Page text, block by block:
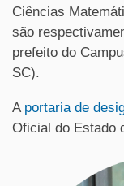
Ciências
são
prefeito do
SC).
A portaria de
Oficial do Estado